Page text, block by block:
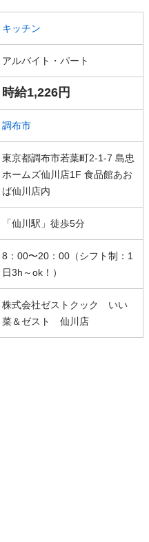
キッチン
アルバイト・パート
時給1,226円
調布市
東京都調布市若葉町2-1-7 島忠
ホームズ仙川店1F 食品館あお
ば仙川店内
「仙川駅」徒歩5分
8：00〜20：00（シフト制：1
日3h～ok！）
株式会社ゼストクック いい
菜＆ゼスト 仙川店